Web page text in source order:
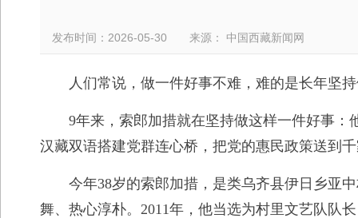
发布时间：2026-05-30 来源： 中国西藏新闻网
人们常说，做一件好事不难，难的是长年坚
9年来，索郎加措就在坚持做这样一件好事
汉藏双语搭建党群连心桥，把党的惠民政策送到
今年38岁的索郎加措，是类乌齐县伊日乡亚
舞、热心淳朴。2011年，他当选为村里文艺队队